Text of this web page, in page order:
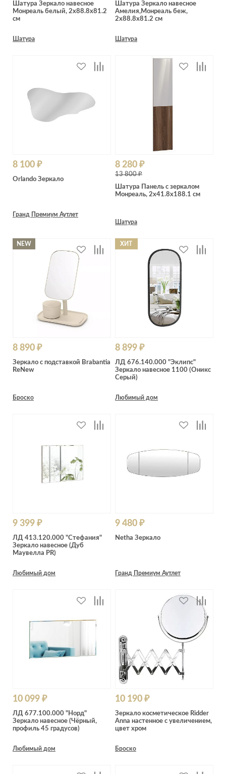
Шатура Зеркало навесное
Монреаль белый, 2x88.8x81.2
см
Шатура
Шатура Зеркало навесное
Амелия,Монреаль беж,
2x88.8x81.2 см
Шатура
8 100 ₽
Orlando Зеркало
Гранд Премиум Аутлет
8 280 ₽
13 800 ₽
Шатура Панель с зеркалом
Монреаль, 2x41.8x188.1 см
Шатура
NEW
8 890 ₽
Зеркало с подставкой Brabantia
ReNew
Броско
ХИТ
8 899 ₽
ЛД 676.140.000 "Эклипс"
Зеркало навесное 1100 (Оникс
Серый)
Любимый дом
9 399 ₽
ЛД 413.120.000 "Стефания"
Зеркало навесное (Дуб
Маувелла PR)
Любимый дом
9 480 ₽
Netha Зеркало
Гранд Премиум Аутлет
10 099 ₽
ЛД 677.100.000 "Норд"
Зеркало навесное (Чёрный,
профиль 45 градусов)
Любимый дом
10 190 ₽
Зеркало косметическое Ridder
Anna настенное с увеличением,
цвет хром
Броско